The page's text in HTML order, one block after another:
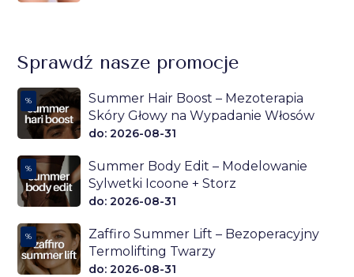
Sprawdź nasze promocje
%
Summer Hair Boost – Mezoterapia
Skóry Głowy na Wypadanie Włosów
do: 2026-08-31
%
Summer Body Edit – Modelowanie
Sylwetki Icoone + Storz
do: 2026-08-31
%
Zaffiro Summer Lift – Bezoperacyjny
Termolifting Twarzy
do: 2026-08-31